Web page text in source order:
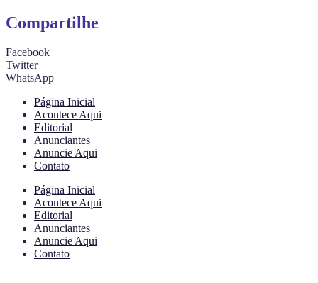
Compartilhe
Facebook
Twitter
WhatsApp
Página Inicial
Acontece Aqui
Editorial
Anunciantes
Anuncie Aqui
Contato
Página Inicial
Acontece Aqui
Editorial
Anunciantes
Anuncie Aqui
Contato